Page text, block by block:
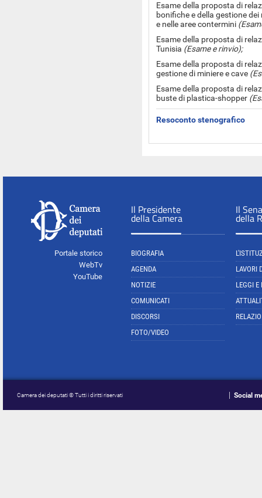
Esame della proposta di
bonifiche e della gestione
e nelle aree contermini
Esame della proposta di
Tunisia (Esame e rinvio);
Esame della proposta di
gestione di miniere e cave
Esame della proposta di
buste di plastica-shopper
Resoconto stenografico
Portale storico
WebTv
YouTube
Il Presidente
della Camera
BIOGRAFIA
AGENDA
NOTIZIE
COMUNICATI
DISCORSI
FOTO/VIDEO
Il
della
LAVORI
LEGGI E
Camera dei deputati © Tutti i diritti riservati Social